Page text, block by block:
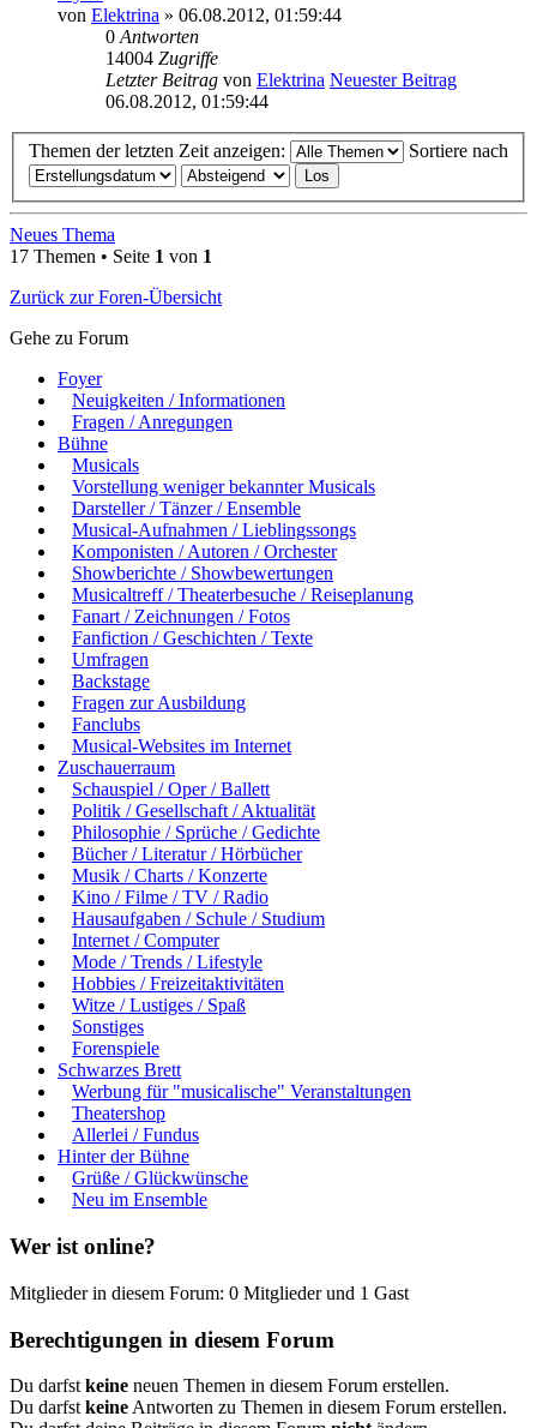
von Elektrina » 06.08.2012, 01:59:44
0 Antworten
14004 Zugriffe
Letzter Beitrag von Elektrina Neuester Beitrag
06.08.2012, 01:59:44
Themen der letzten Zeit anzeigen: Sortiere nach
Neues Thema
17 Themen • Seite 1 von 1
Zurück zur Foren-Übersicht
Gehe zu Forum
Foyer
Neuigkeiten / Informationen
Fragen / Anregungen
Bühne
Musicals
Vorstellung weniger bekannter Musicals
Darsteller / Tänzer / Ensemble
Musical-Aufnahmen / Lieblingssongs
Komponisten / Autoren / Orchester
Showberichte / Showbewertungen
Musicaltreff / Theaterbesuche / Reiseplanung
Fanart / Zeichnungen / Fotos
Fanfiction / Geschichten / Texte
Umfragen
Backstage
Fragen zur Ausbildung
Fanclubs
Musical-Websites im Internet
Zuschauerraum
Schauspiel / Oper / Ballett
Politik / Gesellschaft / Aktualität
Philosophie / Sprüche / Gedichte
Bücher / Literatur / Hörbücher
Musik / Charts / Konzerte
Kino / Filme / TV / Radio
Hausaufgaben / Schule / Studium
Internet / Computer
Mode / Trends / Lifestyle
Hobbies / Freizeitaktivitäten
Witze / Lustiges / Spaß
Sonstiges
Forenspiele
Schwarzes Brett
Werbung für "musicalische" Veranstaltungen
Theatershop
Allerlei / Fundus
Hinter der Bühne
Grüße / Glückwünsche
Neu im Ensemble
Wer ist online?
Mitglieder in diesem Forum: 0 Mitglieder und 1 Gast
Berechtigungen in diesem Forum
Du darfst keine neuen Themen in diesem Forum erstellen.
Du darfst keine Antworten zu Themen in diesem Forum erstellen.